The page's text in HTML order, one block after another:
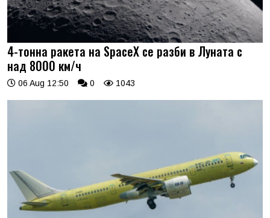
4-тонна ракета на SpaceX се разби в Луната с
над 8000 км/ч
06 Aug 12:50 0 1043